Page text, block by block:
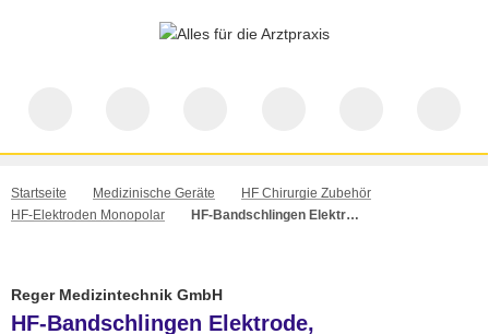
Startseite Medizinische Geräte
HF Chirurgie Zubehör
HF-Elektroden Monopolar
HF-Bandschlingen Elektrode, monopolar, 4 mm Anschluß, Schlinge drm. 12,0 mm
Reger Medizintechnik GmbH
HF-Bandschlingen Elektrode,